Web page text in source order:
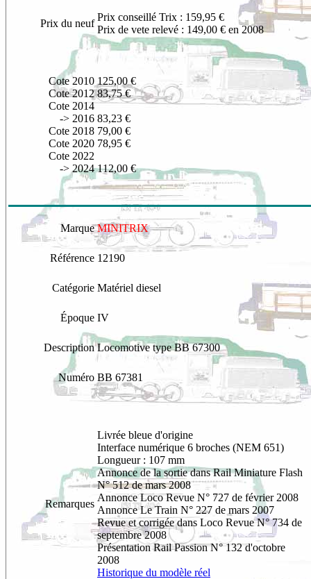
Prix du neuf
Prix conseillé Trix : 159,95 €
Prix de vete relevé : 149,00 € en 2008
Cote 2010
Cote 2012
Cote 2014
-> 2016
Cote 2018
Cote 2020
Cote 2022
-> 2024
125,00 €
83,75 €
83,23 €
79,00 €
78,95 €
112,00 €
Marque MINITRIX
Référence 12190
Catégorie Matériel diesel
Époque IV
Description Locomotive type BB 67300
Numéro BB 67381
Remarques
Livrée bleue d'origine
Interface numérique 6 broches (NEM 651)
Longueur : 107 mm
Annonce de la sortie dans Rail Miniature Flash
N° 512 de mars 2008
AnnonceLoco Revue N° 727 de février 2008
Annonce Le Train N° 227 de mars 2007
Revue et corrigée dans Loco Revue N° 734 de
septembre 2008
Présentation Rail Passion N° 132 d'octobre
2008
Historique du modèle réel